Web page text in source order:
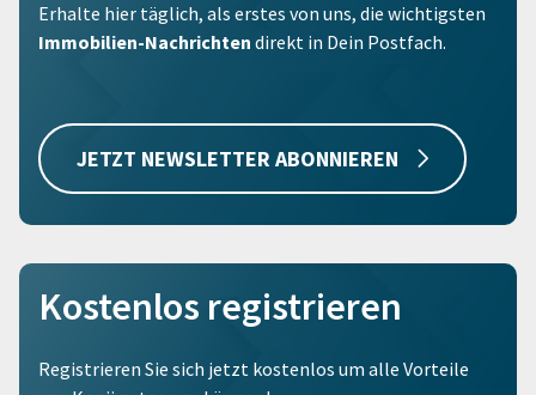
Erhalte hier täglich, als erstes von uns, die wichtigsten
Immobilien-Nachrichten direkt in Dein Postfach.
JETZT NEWSLETTER ABONNIEREN
Kostenlos registrieren
Registrieren Sie sich jetzt kostenlos um alle Vorteile